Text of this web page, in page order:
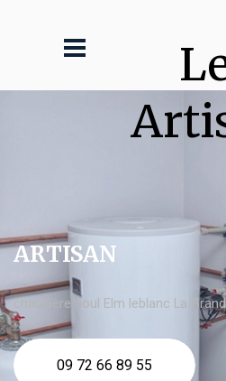
ARTISAN
chaudière fioul Elm leblanc La
09 72 66 89 55